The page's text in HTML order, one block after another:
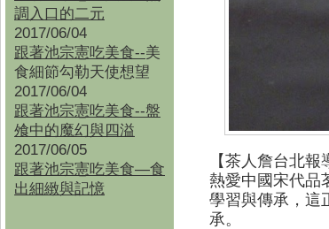
調入口的二元
2017/06/04
跟著池宗憲吃美食--美
食細節勾勒天使想望
2017/06/04
跟著池宗憲吃美食--盤
飧中的魔幻與四溢
2017/06/05
跟著池宗憲吃美食—食
出細緻與記憶
【茶人詹台北報
熱愛中國宋代品
學習與傳承，這
承。